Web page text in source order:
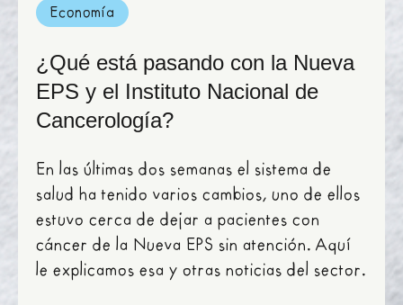
Economía
¿Qué está pasando con la Nueva
EPS y el Instituto Nacional de
Cancerología?
En las últimas dos semanas el sistema de
salud ha tenido varios cambios, uno de ellos
estuvo cerca de dejar a pacientes con
cáncer de la Nueva EPS sin atención. Aquí
le explicamos esa y otras noticias del sector.